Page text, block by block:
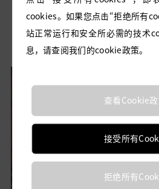
cookies。如果您点击“拒绝所有
站正常运行和安全所必需的技术
息，请查阅我们的cookie政策。
查看Cookie政
接受所有
拒绝所有